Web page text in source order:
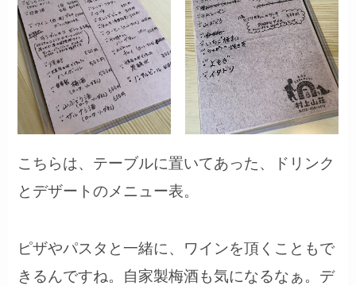
こちらは、テーブルに置いてあった、ドリンク
とデザートのメニュー表。
ピザやパスタと一緒に、ワインを頂くこともで
きるんですね。自家製梅酒も気になるなぁ。デ